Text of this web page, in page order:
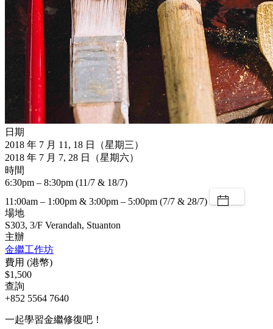
日期
2018 年 7 月 11, 18 日（星期三）
2018 年 7 月 7, 28 日（星期六）
時間
6:30pm – 8:30pm (11/7 & 18/7)
11:00am – 1:00pm & 3:00pm – 5:00pm (7/7 & 28/7)
場地
S303, 3/F Verandah, Stuanton
主辦
金繼工作坊
費用 (港幣)
$1,500
查詢
+852 5564 7640
一起學習金繼修復吧！